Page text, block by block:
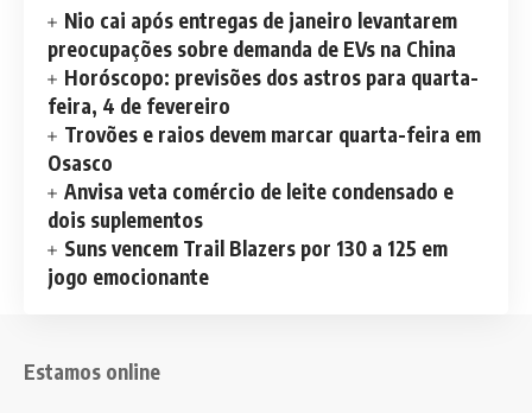
Nio cai após entregas de janeiro levantarem
preocupações sobre demanda de EVs na China
Horóscopo: previsões dos astros para quarta-
feira, 4 de fevereiro
Trovões e raios devem marcar quarta-feira em
Osasco
Anvisa veta comércio de leite condensado e
dois suplementos
Suns vencem Trail Blazers por 130 a 125 em
jogo emocionante
Estamos online